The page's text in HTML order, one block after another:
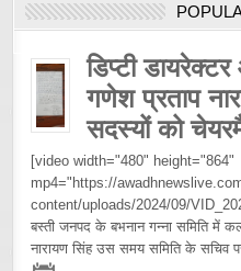
डिप्टी
गणेश प्रताप
सदस्यों को
[video width="480" height="864"
mp4="https://
content/uploads/2024/09/
बस्ती जनपद के बभनान गन्ना समिति में
नारायण सिंह उस समय समिति के सचिव